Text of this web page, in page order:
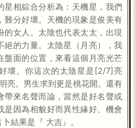
星相綜合分析為：天機星，我們
難分好壞。天機的現象是俊美有
的女人。太陰也代表太太，出現
絕的力量。太陰星（月亮），我
盤面的位置，來看這個月亮光芒
壞。你這次的太陰星是[2/7]亮
亮。男生求到更是桃花開。還有
帶來名聲而論，當然是好名聲或
是因為相貌好而異性緣好、機會
結果是『 大吉』。